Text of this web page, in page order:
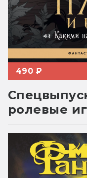
490 ₽
ролевые